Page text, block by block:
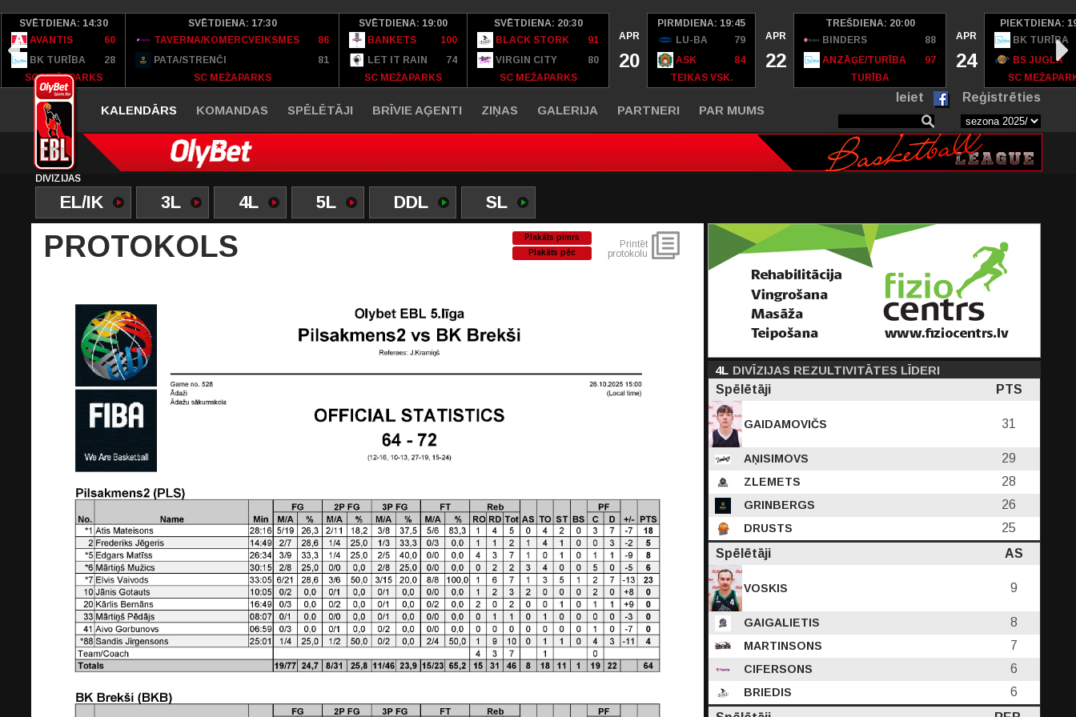
SVĒTDIENA: 14:30
AVANTIS
60
BK TURĪBA
28
SC MEŽAPARKS
SVĒTDIENA: 17:30
TAVERNA/KOMERCVEIKSMES
86
PATA/STRENČI
81
SC MEŽAPARKS
SVĒTDIENA: 19:00
BANKETS
100
LET IT RAIN
74
SC MEŽAPARKS
SVĒTDIENA: 20:30
BLACK STORK
91
VIRGIN CITY
80
SC MEŽAPARKS
APR
20
PIRMDIENA: 19:45
LU-BA
79
ASK
84
TEIKAS VSK.
APR
22
TREŠDIENA: 20:00
BINDERS
88
ANZĀĢE/TURĪBA
97
TURĪBA
APR
24
PIEKTDIENA:
BK TURĪBA
BS JUGLA
SC
KALENDĀRS KOMANDAS SPĒLĒTĀJI BRĪVIE AĢENTI ZIŅAS GALERIJA PARTNERI PAR MUMS
Ieiet Reģistrēties
DIVĪZIJAS
EL/IK 3L 4L 5L DDL SL
PROTOKOLS
Plakāts pimrs
Plakāts pēc
Printēt
protokolu
4L DIVĪZIJAS REZULTIVITĀTES LĪDERI
Spēlētāji
PTS
GAIDAMOVIČS 31
AŅISIMOVS 29
ZLEMETS 28
GRINBERGS 26
DRUSTS
25
Spēlētāji
AS
VOSKIS 9
GAIGALIETIS 8
MARTINSONS 7
CIFERSONS 6
BRIEDIS
6